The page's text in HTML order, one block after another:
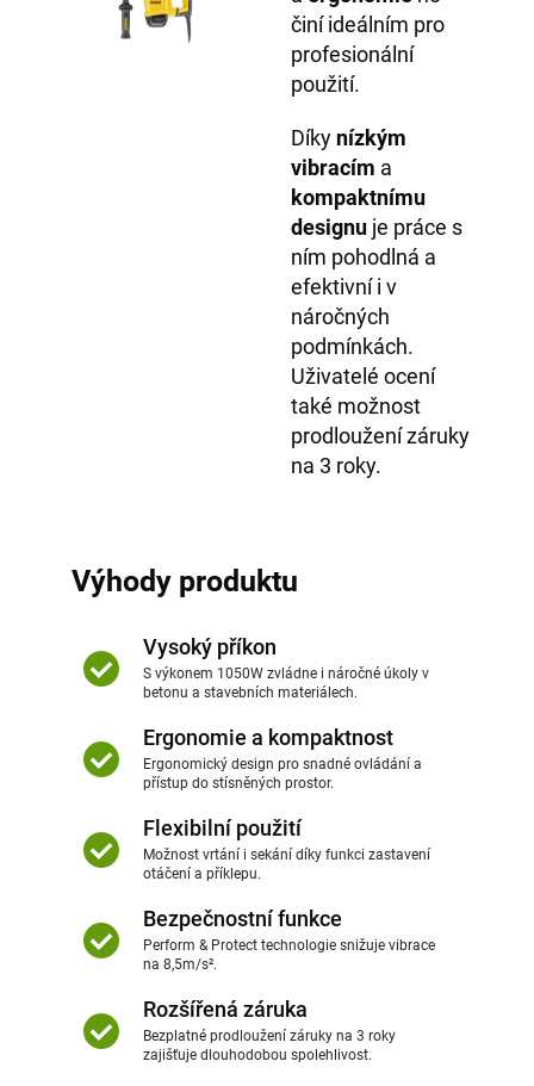
činí ideálním pro
profesionální
použití.
Díky nízkým
vibracím a
kompaktnímu
designu je práce s
ním pohodlná a
efektivní i v
náročných
podmínkách.
Uživatelé ocení
také možnost
prodloužení záruky
na 3 roky.
Výhody produktu
Vysoký příkon
S výkonem 1050W zvládne i náročné úkoly v
betonu a stavebních materiálech.
Ergonomie a kompaktnost
Ergonomický design pro snadné ovládání a
přístup do stísněných prostor.
Flexibilní použití
Možnost vrtání i sekání díky funkci zastavení
otáčení a příklepu.
Bezpečnostní funkce
Perform & Protect technologie snižuje vibrace
na 8,5m/s².
Rozšířená záruka
Bezplatné prodloužení záruky na 3 roky
zajišťuje dlouhodobou spolehlivost.